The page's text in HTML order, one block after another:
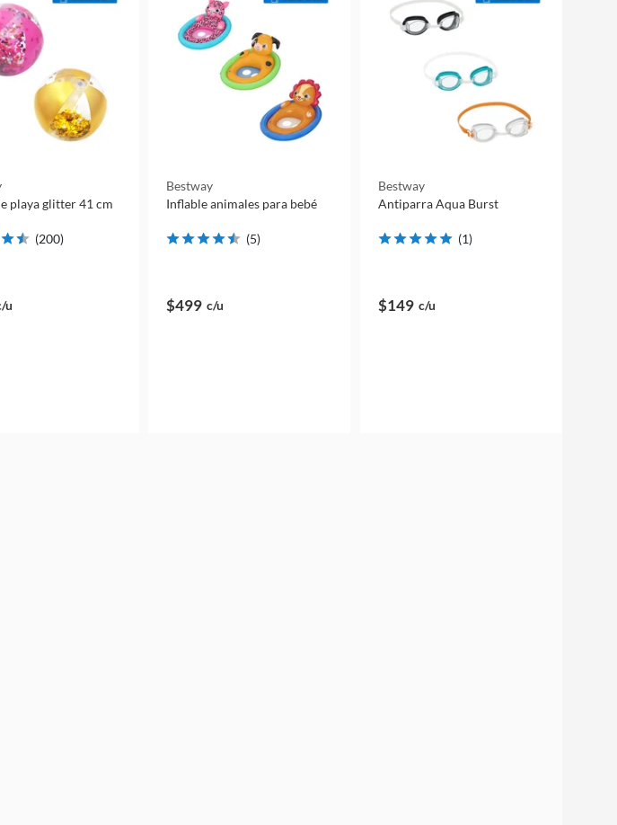
playa glitter 41 cm
(200)
u
Bestway
Inflable animales para bebé
(5)
$499 c/u
Bestway
Antiparra Aqua Burst
(1)
$149 c/u